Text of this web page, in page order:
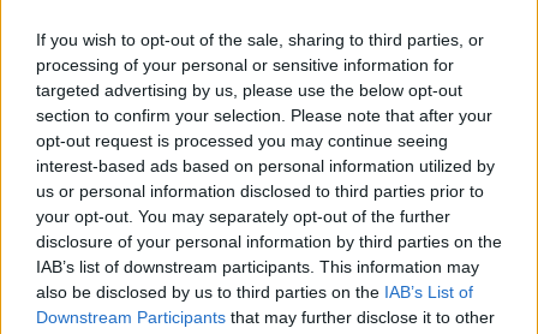
If you wish to opt-out of the sale, sharing to third parties, or
processing of your personal or sensitive information for
targeted advertising by us, please use the below opt-out
section to confirm your selection. Please note that after your
opt-out request is processed you may continue seeing
interest-based ads based on personal information utilized by
us or personal information disclosed to third parties prior to
your opt-out. You may separately opt-out of the further
disclosure of your personal information by third parties on the
IAB’s list of downstream participants. This information may
also be disclosed by us to third parties on the IAB’s List of
Downstream Participants that may further disclose it to other
Tavaly a vizsgázók majdnem 90 százaléka ért el 60 százalékot az
emelt szintű angolérettségin, így a vizsgájuk középfokú államilag
elismert nyelvvizsga-bizonyítvánnyal egyenértékű okiratnak
minősül.
Érettségi-felvételi
Palotás Zsuzsanna
Érettségi 2026: milyen eredményt kell elérni, hogy a
nyelvi érettségi nyelvvizsgának számítson?